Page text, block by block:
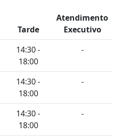
Tarde
Atendimento
Executivo
14:30 -
18:00
-
14:30 -
18:00
-
14:30 -
18:00
-